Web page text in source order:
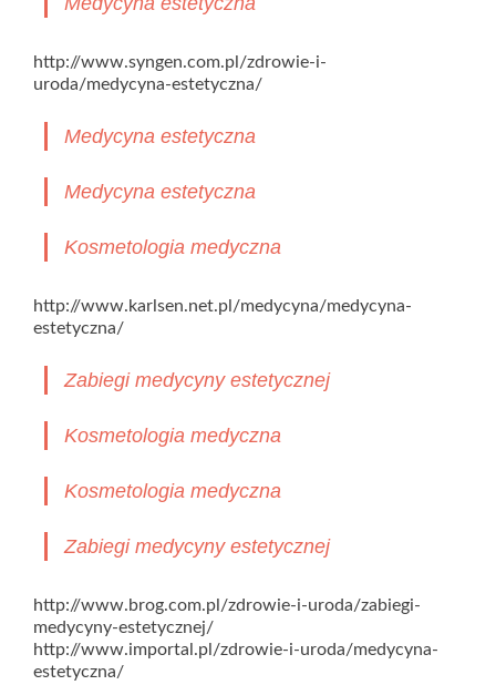
http://www.syngen.com.pl/zdrowie-i-
uroda/medycyna-estetyczna/
Medycyna estetyczna
Medycyna estetyczna
Kosmetologia medyczna
http://www.karlsen.net.pl/medycyna/medycyna-
estetyczna/
Zabiegi medycyny estetycznej
Kosmetologia medyczna
Kosmetologia medyczna
Zabiegi medycyny estetycznej
http://www.brog.com.pl/zdrowie-i-uroda/zabiegi-
medycyny-estetycznej/
http://www.importal.pl/zdrowie-i-uroda/medycyna-
estetyczna/